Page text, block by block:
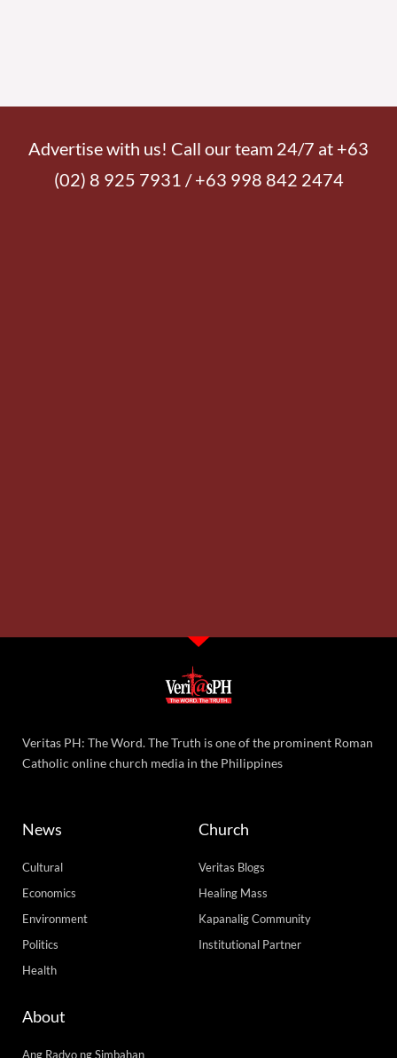
Advertise with us! Call our team 24/7 at +63
(02) 8 925 7931 / +63 998 842 2474
Veritas PH: The Word. The Truth is one of the prominent Roman
Catholic online church media in the Philippines
News
Cultural
Economics
Environment
Politics
Health
Church
Veritas Blogs
Healing Mass
Kapanalig Community
Institutional Partner
About
Ang Radyo ng Simbahan